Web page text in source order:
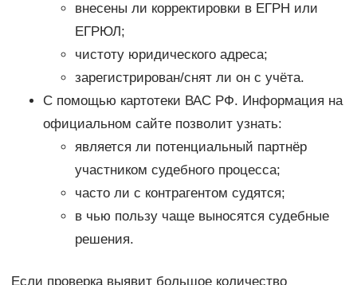
внесены ли корректировки в ЕГРН или
ЕГРЮЛ;
чистоту юридического адреса;
зарегистрирован/снят ли он с учёта.
С помощью картотеки ВАС РФ. Информация на
официальном сайте позволит узнать:
является ли потенциальный партнёр
участником судебного процесса;
часто ли с контрагентом судятся;
в чью пользу чаще выносятся судебные
решения.
Если проверка выявит большое количество